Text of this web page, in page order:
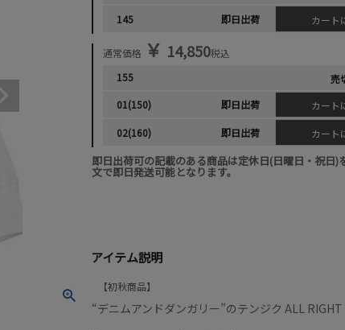
145
即日出荷 カート
通常価格 ￥ 14,850税込
155
売
01(150)
即日出荷
カート
02(160)
即日出荷 カート
即日出荷可の記載のある商品は定休日(日曜日・祝日)
文で即日発送可能となります。
アイテム説明
初秋商品
“デニムアンドダンガリー”のテンジク ALL